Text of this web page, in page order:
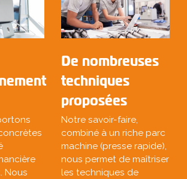
Nous
De nombreuses
techniques
proposées
Notre savoir-faire,
combiné à un riche parc
machine (presse rapide),
nous permet de maîtriser
les techniques de